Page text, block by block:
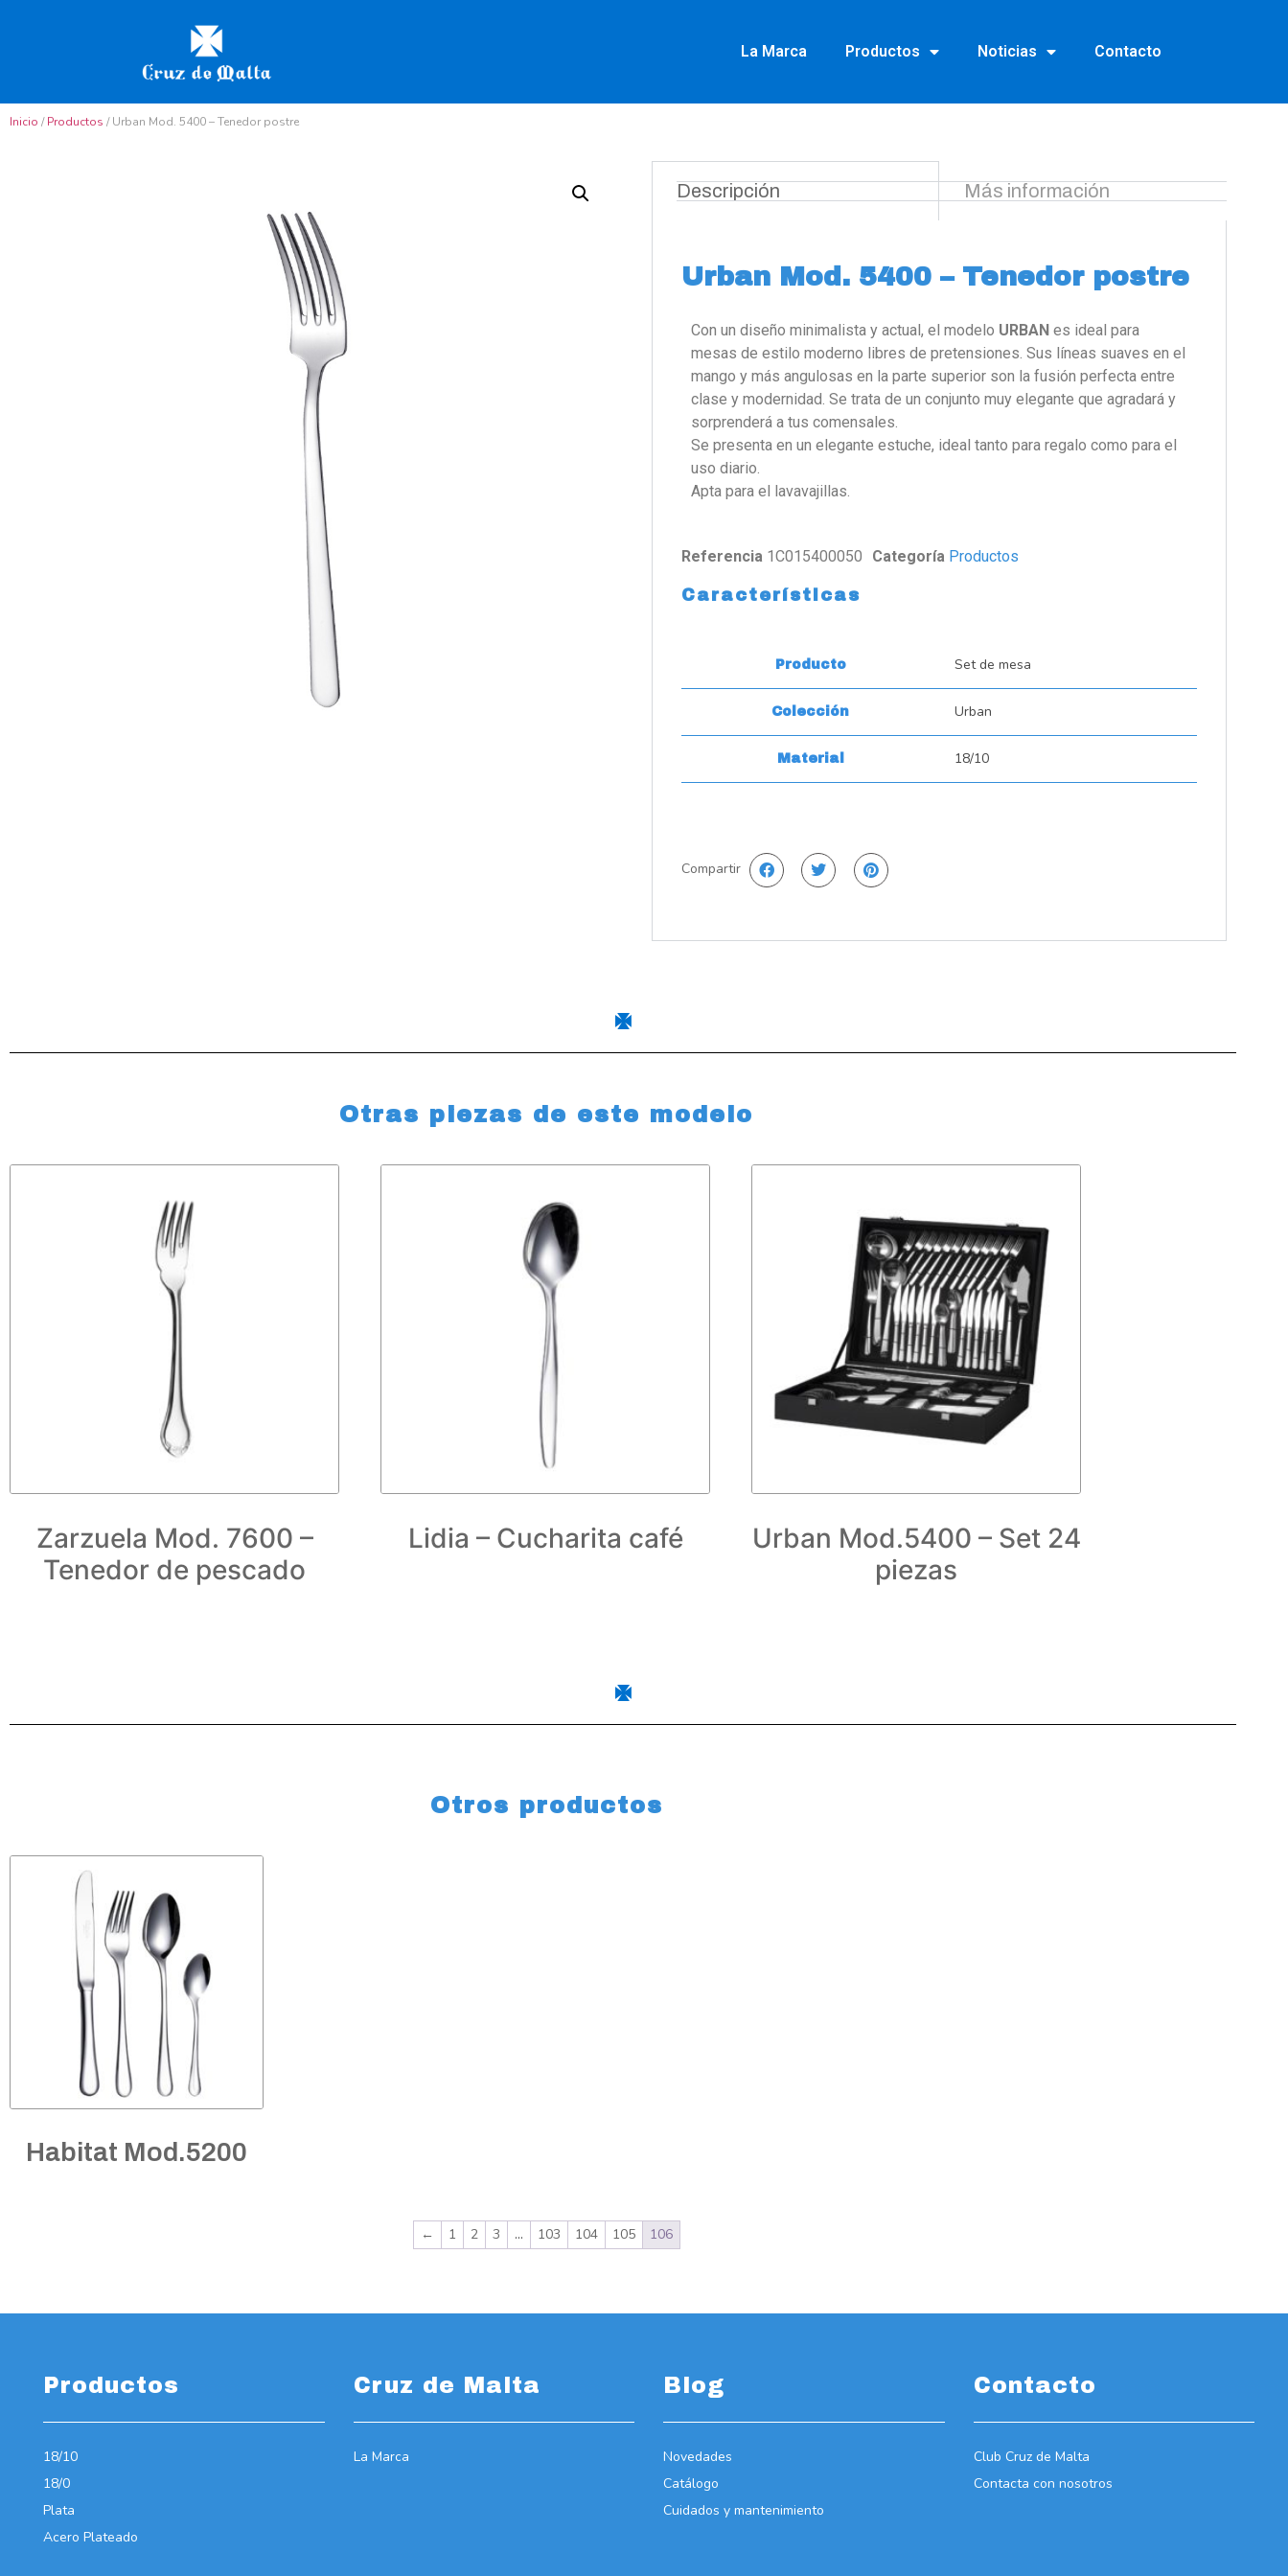
La Marca Productos Noticias Contacto
Inicio /Productos / Urban Mod. 5400 – Tenedor postre
Descripción Más información
Urban Mod. 5400 – Tenedor postre
Con un diseño minimalista y actual, el modelo URBAN es ideal para
mesas de estilo moderno libres de pretensiones. Sus líneas suaves en el
mango y más angulosas en la parte superior son la fusión perfecta entre
clase y modernidad. Se trata de un conjunto muy elegante que agradará y
sorprenderá a tus comensales.
Se presenta en un elegante estuche, ideal tanto para regalo como para el
uso diario.
Apta para el lavavajillas.
Referencia 1C015400050 Categoría Productos
Características
Producto Set de mesa
Colección Urban
Material 18/10
Compartir
Otras piezas de este modelo
Zarzuela Mod. 7600 –
Tenedor de pescado
Lidia – Cucharita café
Urban Mod.5400 – Set 24
piezas
Otros productos
Habitat Mod.5200
← 1 2 3 … 103 104 105 106
Productos
18/10
18/0
Plata
Acero Plateado
Cruz de Malta
La Marca
Blog
Novedades
Catálogo
Cuidados y mantenimiento
Contacto
Club Cruz de Malta
Contacta con nosotros